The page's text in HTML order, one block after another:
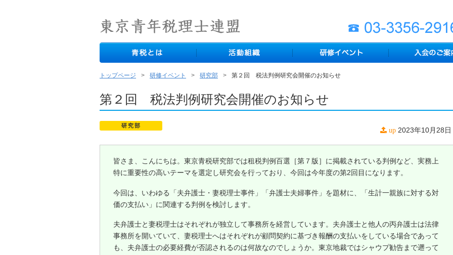
トップページ 研修イベント 研究部 第２回 税法判例研究会開催のお知らせ
第２回 税法判例研究会開催のお知らせ
研究部
up 2023年10月28日
皆さま、こんにちは。東京青税研究部では租税判例百選［第７版］に掲載されている判例など、実務上
特に重要性の高いテーマを選定し研究会を行っており、今回は今年度の第2回目になります。
今回は、いわゆる「夫弁護士・妻税理士事件」「弁護士夫婦事件」を題材に、「生計一親族に対する対
価の支払い」に関連する判例を検討します。
夫弁護士と妻税理士はそれぞれが独立して事務所を経営しています。夫弁護士と他人の丙弁護士は法律
事務所を開いていて、妻税理士へはそれぞれが顧問契約に基づき報酬の支払いをしている場合であって
も、夫弁護士の必要経費が否認されるのは何故なのでしょうか。東京地裁ではシャウプ勧告まで遡って